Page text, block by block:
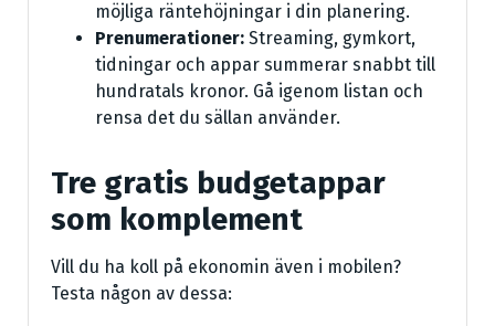
möjliga räntehöjningar i din planering.
Prenumerationer: Streaming, gymkort,
tidningar och appar summerar snabbt till
hundratals kronor. Gå igenom listan och
rensa det du sällan använder.
Tre gratis budgetappar
som komplement
Vill du ha koll på ekonomin även i mobilen?
Testa någon av dessa: